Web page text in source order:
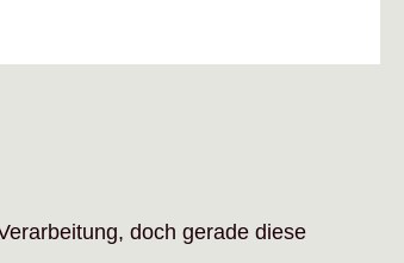
doch gerade diese